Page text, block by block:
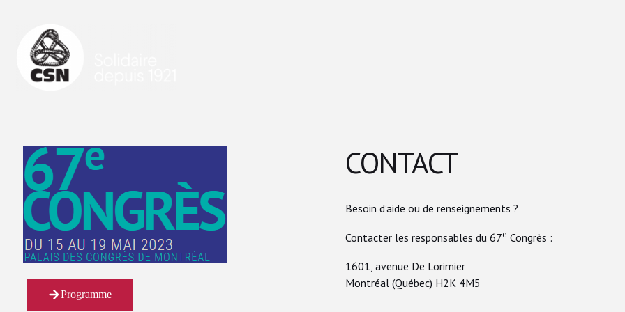
Programme
CONTACT
Besoin d’aide ou de renseignements ?
Contacter les responsables du 67e Congrès :
1601, avenue De Lorimier
Montréal (Québec) H2K 4M5